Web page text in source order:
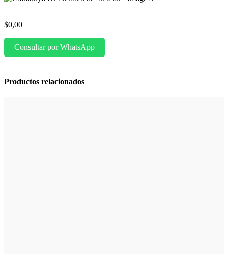
$0,00
Consultar por WhatsApp
Productos relacionados